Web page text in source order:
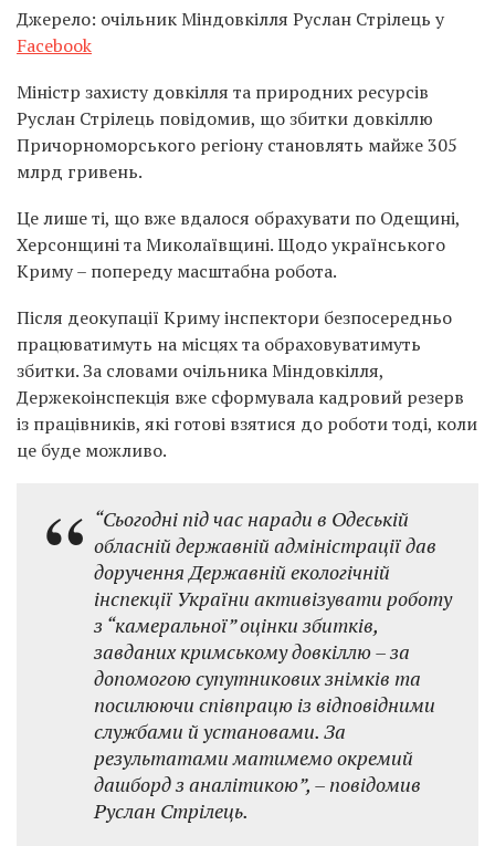
Джерело: очільник Міндовкілля Руслан Стрілець у
Facebook
Міністр захисту довкілля та природних ресурсів
Руслан Стрілець повідомив, що збитки довкіллю
Причорноморського регіону становлять майже 305
млрд гривень.
Це лише ті, що вже вдалося обрахувати по Одещині,
Херсонщині та Миколаївщині. Щодо українського
Криму – попереду масштабна робота.
Після деокупації Криму інспектори безпосередньо
працюватимуть на місцях та обраховуватимуть
збитки. За словами очільника Міндовкілля,
Держекоінспекція вже сформувала кадровий резерв
із працівників, які готові взятися до роботи тоді, коли
це буде можливо.
“Сьогодні під час наради в Одеській
обласній державній адміністрації дав
доручення Державній екологічній
інспекції України активізувати роботу
з “камеральної” оцінки збитків,
завданих кримському довкіллю – за
допомогою супутникових знімків та
посилюючи співпрацю із відповідними
службами й установами. За
результатами матимемо окремий
дашборд з аналітикою”, – повідомив
Руслан Стрілець.